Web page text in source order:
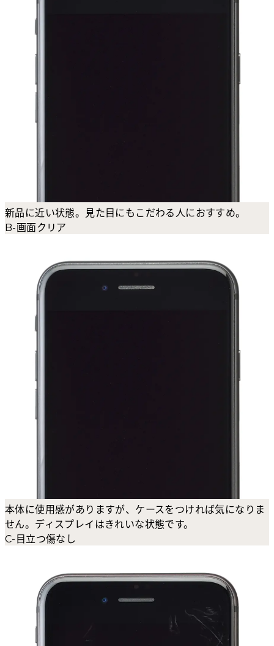
新品に近い状態。見た目にもこだわる人におすすめ。
B-画面クリア
本体に使用感がありますが、ケースをつければ気になりま
せん。ディスプレイはきれいな状態です。
C-目立つ傷なし